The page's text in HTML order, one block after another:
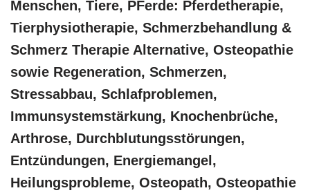
Menschen, Tiere, PFerde: Pferdetherapie,
Tierphysiotherapie, Schmerzbehandlung &
Schmerz Therapie Alternative, Osteopathie
sowie Regeneration, Schmerzen,
Stressabbau, Schlafproblemen,
Immunsystemstärkung, Knochenbrüche,
Arthrose, Durchblutungsstörungen,
Entzündungen, Energiemangel,
Heilungsprobleme, Osteopath, Osteopathie